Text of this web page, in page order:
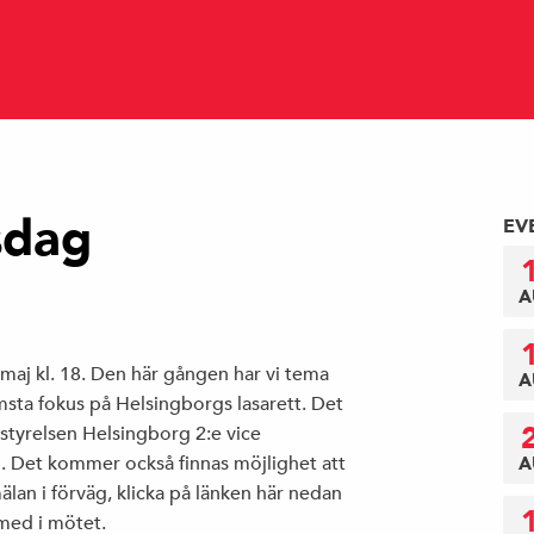
kl. 18. Den här gången har vi tema
fokus på Helsingborgs lasarett. Det
Helsingborg 2:e vice
Det kommer också finnas möjlighet att
i förväg, klicka på länken här nedan
i mötet.